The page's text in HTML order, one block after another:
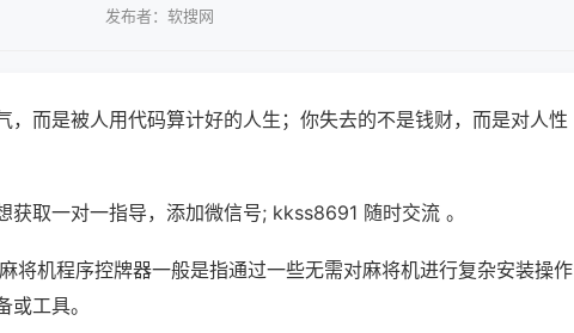
发布者：软搜网
，而是被人用代码算计好的人生；你失去的不是钱财，而是对人性
获取一对一指导，添加微信号; kkss8691 随时交流 。
将机程序控牌器一般是指通过一些无需对麻将机进行复杂安装操作
工具。